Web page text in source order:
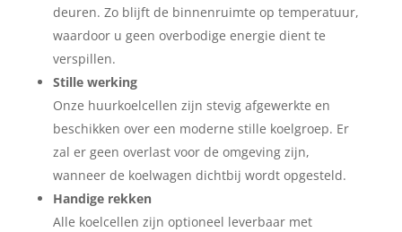
deuren. Zo blijft de binnenruimte op temperatuur,
waardoor u geen overbodige energie dient te
verspillen.
Stille werking
Onze huurkoelcellen zijn stevig afgewerkte en
beschikken over een moderne stille koelgroep. Er
zal er geen overlast voor de omgeving zijn,
wanneer de koelwagen dichtbij wordt opgesteld.
Handige rekken
Alle koelcellen zijn optioneel leverbaar met